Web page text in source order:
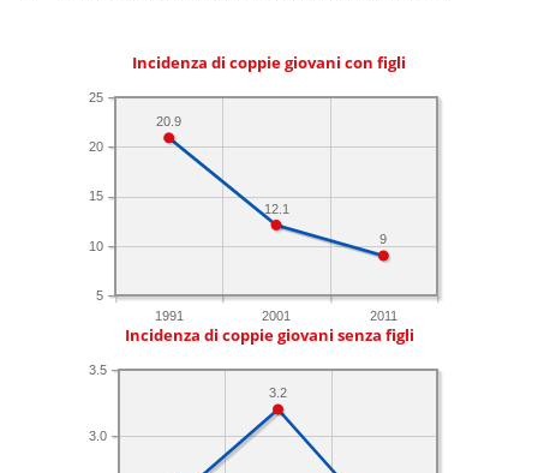
Incidenza di coppie giovani con figli
1991 2001 2011
5
10
15
20
25
9
12.1
20.9
Incidenza di coppie giovani senza figli
3.0
3.5
3.2